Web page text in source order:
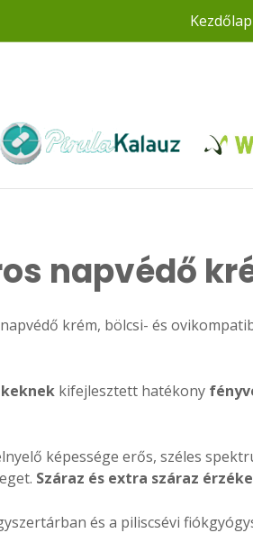
Kezdőlap
napvédő
krém, bölcsi- és
kifejlesztett hatékony
képessége erős, széles
Száraz és extra száraz
és a piliscsévi